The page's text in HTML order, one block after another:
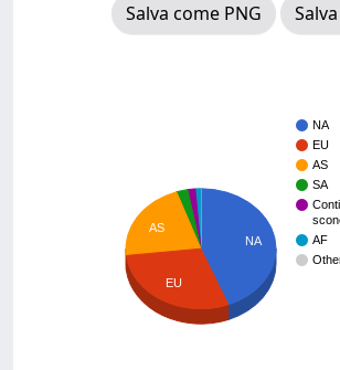
Salva come PNG
NA
EU
AS
SA
AF
NA
AS
EU